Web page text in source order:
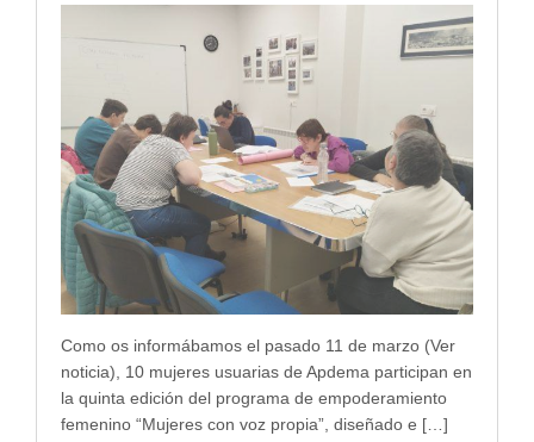
Como os informábamos el pasado 11 de marzo (Ver
noticia), 10 mujeres usuarias de Apdema participan en
la quinta edición del programa de empoderamiento
femenino “Mujeres con voz propia”, diseñado e […]